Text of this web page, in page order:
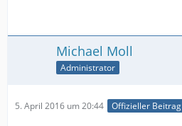
Michael Moll
Administrator
5. April 2016 um 20:44 Offizieller Beitrag